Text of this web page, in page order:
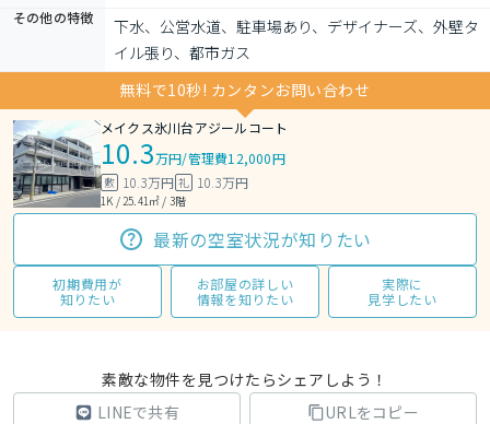
その他の特徴
下水、公営水道、駐車場あり、デザイナーズ、外壁タ
イル張り、都市ガス
無料で10秒! カンタンお問い合わせ
メイクス氷川台アジールコート
10.3万円/管理費12,000円
敷 10.3万円 礼 10.3万円
1K / 25.41㎡ / 3階
最新の空室状況が知りたい
初期費用が
知りたい
お部屋の詳しい
情報を知りたい
実際に
見学したい
素敵な物件を見つけたらシェアしよう！
LINEで共有
URLをコピー